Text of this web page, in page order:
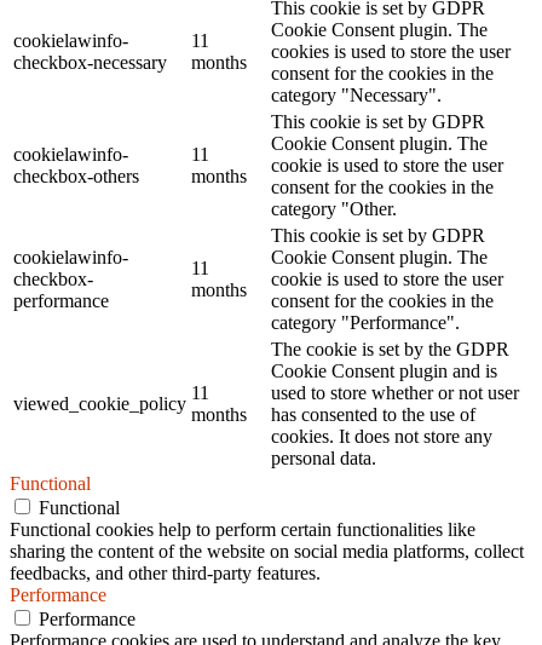
cookielawinfo-
checkbox-necessary
11
months
This cookie is set by GDPR
Cookie Consent plugin. The
cookies is used to store the user
consent for the cookies in the
category "Necessary".
cookielawinfo-
checkbox-others
11
months
This cookie is set by GDPR
Cookie Consent plugin. The
cookie is used to store the user
consent for the cookies in the
category "Other.
cookielawinfo-
checkbox-
performance
11
months
This cookie is set by GDPR
Cookie Consent plugin. The
cookie is used to store the user
consent for the cookies in the
category "Performance".
viewed_cookie_policy
11
months
The cookie is set by the GDPR
Cookie Consent plugin and is
used to store whether or not user
has consented to the use of
cookies. It does not store any
personal data.
Functional
Functional
Functional cookies help to perform certain functionalities like
sharing the content of the website on social media platforms, collect
feedbacks, and other third-party features.
Performance
Performance
Performance cookies are used to understand and analyze the key